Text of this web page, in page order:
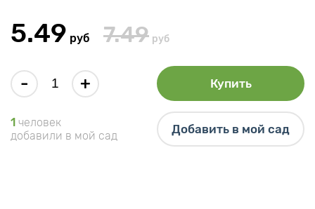
5.49 руб 7.49 руб
- + Купить
1 человек
добавили в мой сад
Добавить в мой сад